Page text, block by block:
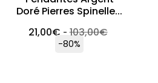
Doré Pierres Spinelle...
21,00€ -103,00€
-80%